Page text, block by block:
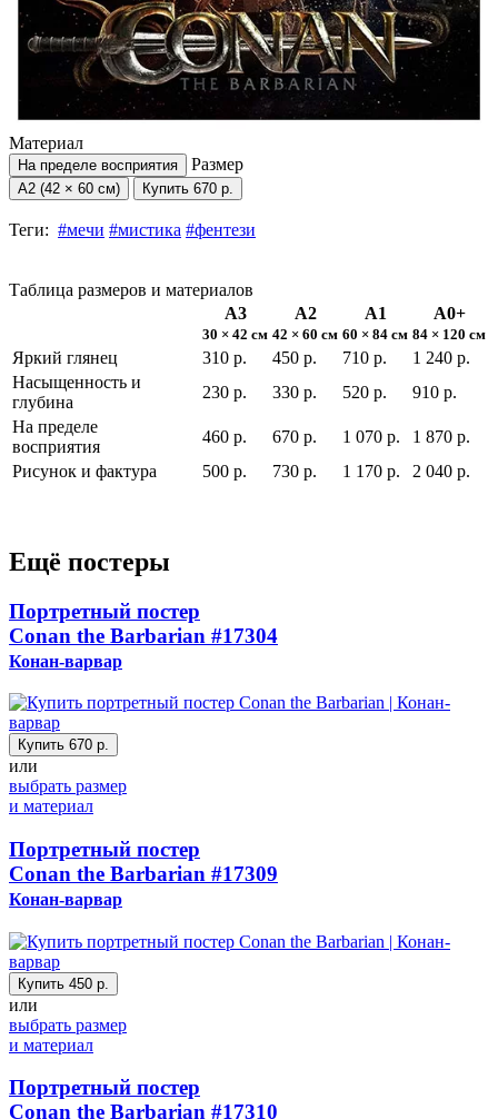
Материал
На пределе восприятия Размер
А2 (42 × 60 см) Купить 670 р.
Теги: #мечи #мистика #фентези
Таблица размеров и материалов
А3
30 × 42 см
А2
42 × 60 см
А1
60 × 84 см
А0+
84 × 120 см
Яркий глянец 310 р. 450 р. 710 р.
1 240 р.
Насыщенность и
глубина
230 р. 330 р. 520 р.
910 р.
На пределе
восприятия
460 р. 670 р. 1 070 р.
1 870 р.
Рисунок и фактура
500 р. 730 р. 1 170 р. 2 040 р.
Ещё постеры
Портретный постер
Conan the Barbarian #17304
Конан-варвар
Купить 670 р.
или
выбрать размер
и материал
Портретный постер
Conan the Barbarian #17309
Конан-варвар
Купить 450 р.
или
выбрать размер
и материал
Портретный постер
Conan the Barbarian #17310